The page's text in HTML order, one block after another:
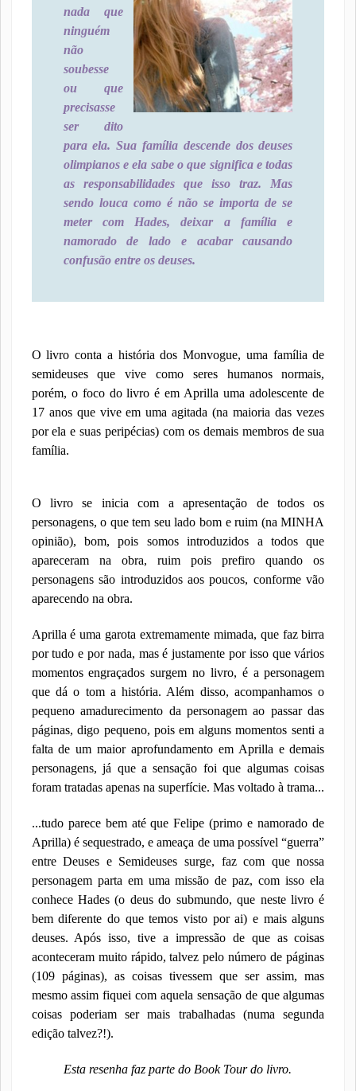
nada que
ninguém
não
soubesse
ou que
precisasse
ser dito
para ela. Sua família descende dos deuses
olimpianos e ela sabe o que significa e todas
as responsabilidades que isso traz. Mas
sendo louca como é não se importa de se
meter com Hades, deixar a família e
namorado de lado e acabar causando
confusão entre os deuses.
O livro conta a história dos Monvogue, uma família de
semideuses que vive como seres humanos normais,
porém, o foco do livro é em Aprilla uma adolescente de
17 anos que vive em uma agitada (na maioria das vezes
por ela e suas peripécias) com os demais membros de sua
família.
O livro se inicia com a apresentação de todos os
personagens, o que tem seu lado bom e ruim (na MINHA
opinião), bom, pois somos introduzidos a todos que
apareceram na obra, ruim pois prefiro quando os
personagens são introduzidos aos poucos, conforme vão
aparecendo na obra.
Aprilla é uma garota extremamente mimada, que faz birra
por tudo e por nada, mas é justamente por isso que vários
momentos engraçados surgem no livro, é a personagem
que dá o tom a história. Além disso, acompanhamos o
pequeno amadurecimento da personagem ao passar das
páginas, digo pequeno, pois em alguns momentos senti a
falta de um maior aprofundamento em Aprilla e demais
personagens, já que a sensação foi que algumas coisas
foram tratadas apenas na superfície. Mas voltado à trama...
...tudo parece bem até que Felipe (primo e namorado de
Aprilla) é sequestrado, e ameaça de uma possível “guerra”
entre Deuses e Semideuses surge, faz com que nossa
personagem parta em uma missão de paz, com isso ela
conhece Hades (o deus do submundo, que neste livro é
bem diferente do que temos visto por ai) e mais alguns
deuses. Após isso, tive a impressão de que as coisas
aconteceram muito rápido, talvez pelo número de páginas
(109 páginas), as coisas tivessem que ser assim, mas
mesmo assim fiquei com aquela sensação de que algumas
coisas poderiam ser mais trabalhadas (numa segunda
edição talvez?!).
Esta resenha faz parte do Book Tour do livro.